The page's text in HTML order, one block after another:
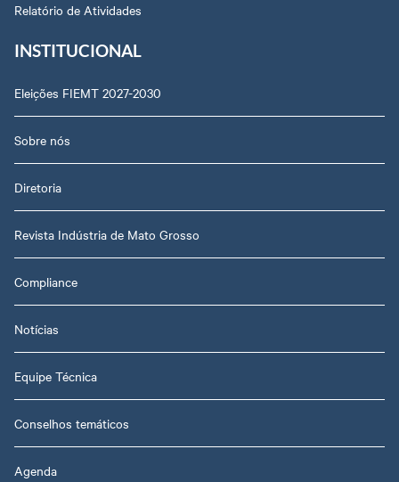
Relatório de Atividades
INSTITUCIONAL
Eleições FIEMT 2027-2030
Sobre nós
Diretoria
Revista Indústria de Mato Grosso
Compliance
Notícias
Equipe Técnica
Conselhos temáticos
Agenda